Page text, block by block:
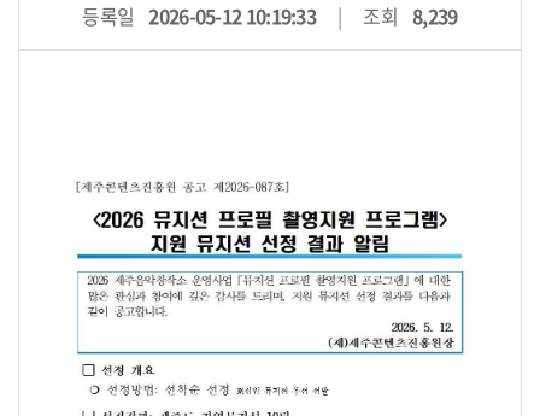
등록일 2026-05-12 10:19:33 조회 8,239